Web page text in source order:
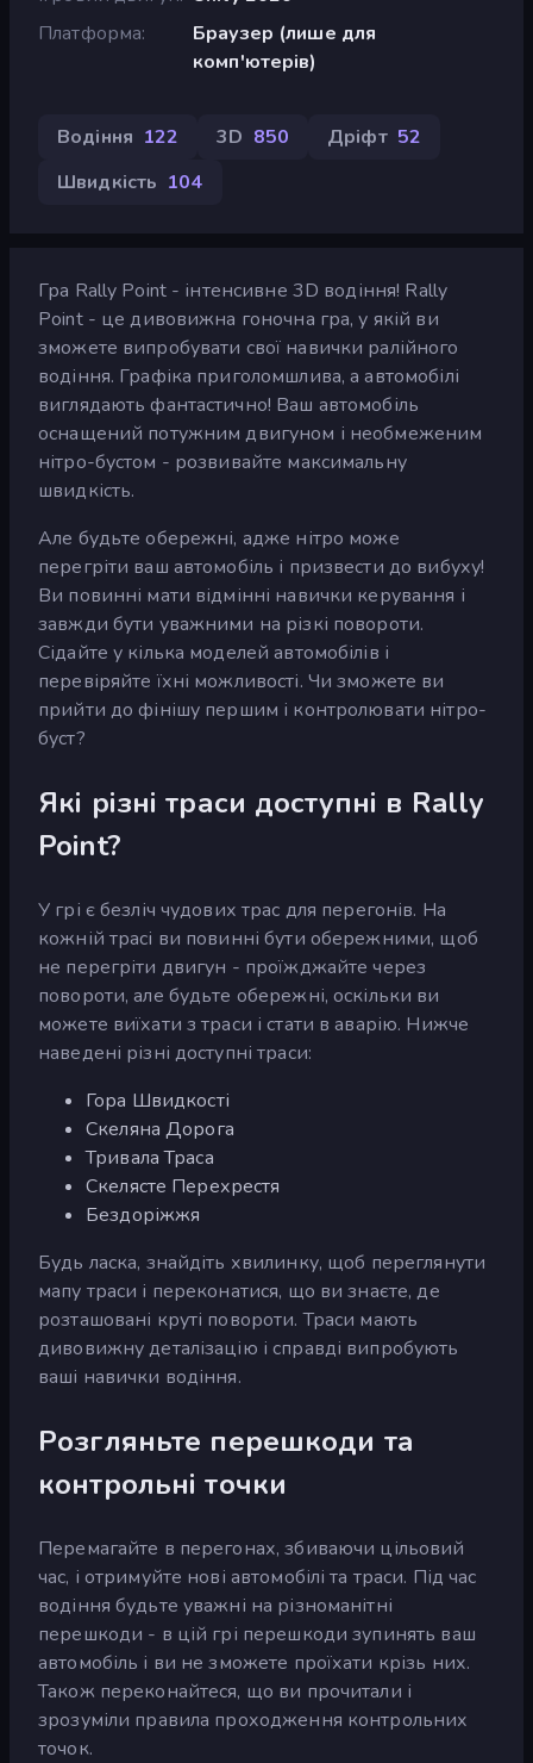
Платформа
Браузер (лише для
комп'ютерів)
Водіння 122 3D 850 Дріфт 52
Швидкість 104
Гра Rally Point - інтенсивне 3D водіння! Rally
Point - це дивовижна гоночна гра, у якій ви
зможете випробувати свої навички ралійного
водіння. Графіка приголомшлива, а автомобілі
виглядають фантастично! Ваш автомобіль
оснащений потужним двигуном і необмеженим
нітро-бустом - розвивайте максимальну
швидкість.
Але будьте обережні, адже нітро може
перегріти ваш автомобіль і призвести до вибуху!
Ви повинні мати відмінні навички керування і
завжди бути уважними на різкі повороти.
Сідайте у кілька моделей автомобілів і
перевіряйте їхні можливості. Чи зможете ви
прийти до фінішу першим і контролювати нітро-
буст?
Які різні траси доступні в Rally
Point?
У грі є безліч чудових трас для перегонів. На
кожній трасі ви повинні бути обережними, щоб
не перегріти двигун - проїжджайте через
повороти, але будьте обережні, оскільки ви
можете виїхати з траси і стати в аварію. Нижче
наведені різні доступні траси:
Гора Швидкості
Скеляна Дорога
Тривала Траса
Скелясте Перехрестя
Бездоріжжя
Будь ласка, знайдіть хвилинку, щоб переглянути
мапу траси і переконатися, що ви знаєте, де
розташовані круті повороти. Траси мають
дивовижну деталізацію і справді випробують
ваші навички водіння.
Розгляньте перешкоди та
контрольні точки
Перемагайте в перегонах, збиваючи цільовий
час, і отримуйте нові автомобілі та траси. Під час
водіння будьте уважні на різноманітні
перешкоди - в цій грі перешкоди зупинять ваш
автомобіль і ви не зможете проїхати крізь них.
Також переконайтеся, що ви прочитали і
зрозуміли правила проходження контрольних
точок.